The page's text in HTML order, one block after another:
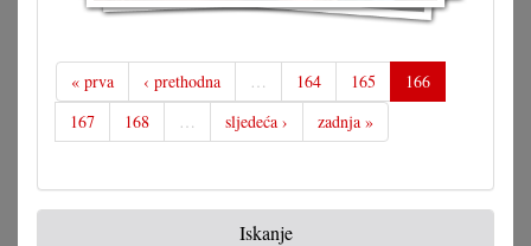
« prva ‹ prethodna … 164 165
166
167
168 … sljedeća › zadnja »
Iskanje